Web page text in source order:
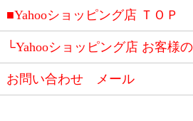
■Yahooショッピング店 ＴＯＰ
└Yahooショッピング店 お客様
お問い合わせ メール